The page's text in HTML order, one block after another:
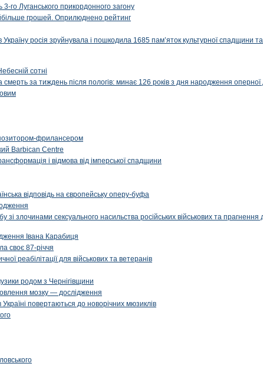
го Луганського прикордонного загону
грошей. Оприлюднено рейтинг
росія зруйнувала і пошкодила 1685 пам’яток культурної спадщини та
сотні
смерть за тиждень після пологів: минає 126 років з дня народження
фрилансером
Barbican Centre
і відмова від імперської спадщини
відповідь на європейську оперу-буфа
злочинами сексуального насильства російських військових та
Івана Карабиця
своє 87-річчя
реабілітації для військових та ветеранів
родом з Чернігівщини
мозку — дослідження
Україні повертаються до новорічних мюзиклів